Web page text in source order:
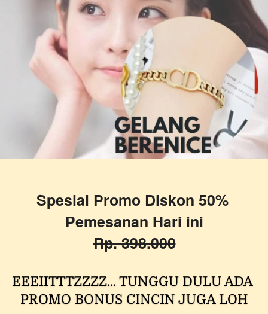
Spesial Promo Diskon 50%
Pemesanan Hari ini
Rp. 398.000
EEEIITTTZZZZ... TUNGGU DULU ADA
PROMO BONUS CINCIN JUGA LOH